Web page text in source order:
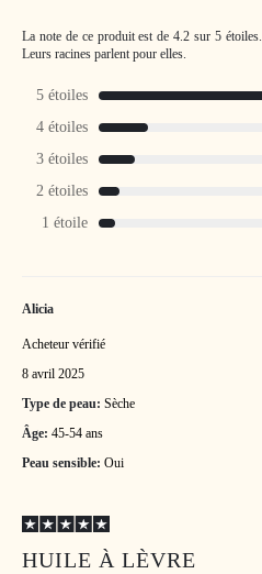
La note de ce produit est de 4.2 sur 5 étoiles.
Leurs racines parlent pour elles.
5 étoiles
4 étoiles
3 étoiles
2 étoiles
1 étoile
Alicia
Acheteur vérifié
8 avril 2025
Type de peau: Sèche
Âge: 45-54 ans
Peau sensible: Oui
HUILE À LÈVRE